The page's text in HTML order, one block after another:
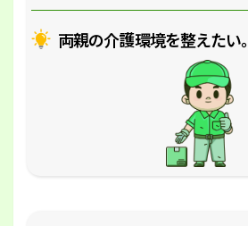
両親の介護環境を整えたい｡